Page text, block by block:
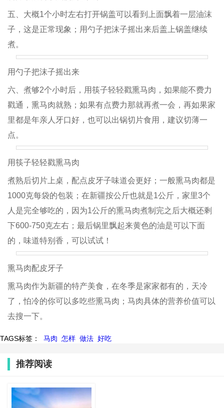
五、大概1个小时左右打开锅盖可以看到上面飘着一层油沫
子，这是正常现象；用勺子把沫子摇出来后盖上锅盖继续
煮。
用勺子把沫子摇出来
六、煮够2个小时后，用筷子轻轻戳熏马肉，如果能不费力
戳通，熏马肉就熟；如果有点费力那就再煮一会，再如果家
里都是年亲人牙口好，也可以出锅切片食用，建议切薄一
点。
用筷子轻轻戳熏马肉
煮熟后切片上桌，配点皮牙子味道会更好；一般熏马肉都是
1000克每袋的包装；在新疆按公斤也就是1公斤，家里3个
人是完全够吃的，因为1公斤的熏马肉煮制完之后大概还剩
下600-750克左右；最后锅里飘起来黄色的油是可以下面
的，味道特别香，可以试试！
熏马肉配皮牙子
熏马肉作为新疆的特产美食，在冬季是家家都有的，天冷
了，怕冷的你可以多吃些熏马肉；马肉具体的营养价值可以
去搜一下。
TAGS标签： 马肉 怎样 做法 好吃
推荐阅读